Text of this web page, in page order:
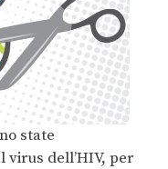
state
dell’HIV, per